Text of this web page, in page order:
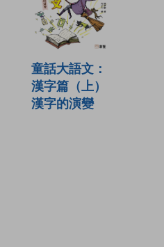
童話大語文：
漢字篇（上）
漢字的演變